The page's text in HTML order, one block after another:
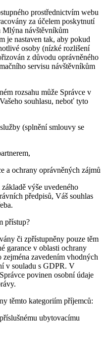
prostřednictvím webu
za účelem poskytnutí
Mlýna návštěvníkům
je nastaven tak, aby pokud
osoby (nízké rozlišení
z důvodu oprávněného
servisu návštěvníkům
rozsahu může Správce v
souhlasu, neboť tyto
(splnění smlouvy se
ochrany oprávněných zájmů
výše uvedeného
předpisů, Váš souhlas
přístup?
či zpřístupněny pouze těm
garance v oblasti ochrany
zejména zavedením vhodných
v souladu s GDPR. V
povinen osobní údaje
těmto kategoriím příjemců:
ubytovacímu